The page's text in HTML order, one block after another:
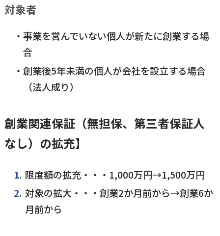
対象者
事業を営んでいない個人が新たに創業する場
合
創業後5年未満の個人が会社を設立する場合
（法人成り）
創業関連保証（無担保、第三者保証人
なし）の拡充】
限度額の拡充・・・1,000万円→1,500万円
対象の拡大・・・創業2か月前から→創業6か
月前から